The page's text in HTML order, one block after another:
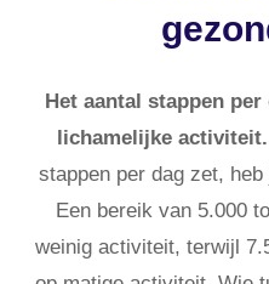
Het aantal stappen
lichamelijke activiteit.
stappen per dag zet,
Een bereik van 5.000
weinig activiteit, terwijl